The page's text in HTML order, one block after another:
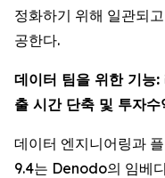
정화하기 위해 일관되
공한다.
데이터 팀을 위한 기능
출 시간 단축 및 투자
데이터 엔지니어링과
9.4는 Denodo의 임베